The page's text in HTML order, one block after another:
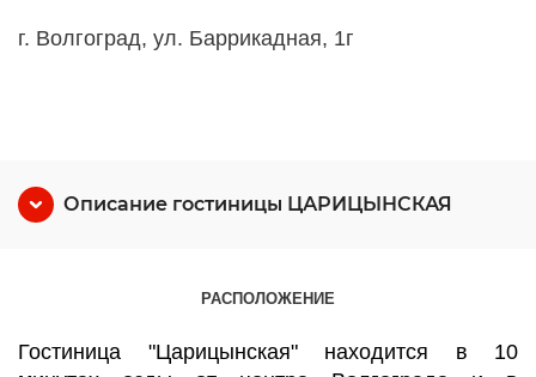
г. Волгоград, ул. Баррикадная, 1г
Описание гостиницы ЦАРИЦЫНСКАЯ
РАСПОЛОЖЕНИЕ
Гостиница "Царицынская" находится в 10